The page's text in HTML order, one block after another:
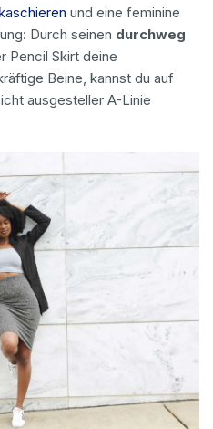
und eine feminine
Durch seinen durchweg
Pencil Skirt deine
Beine, kannst du auf
ausgesteller A-Linie